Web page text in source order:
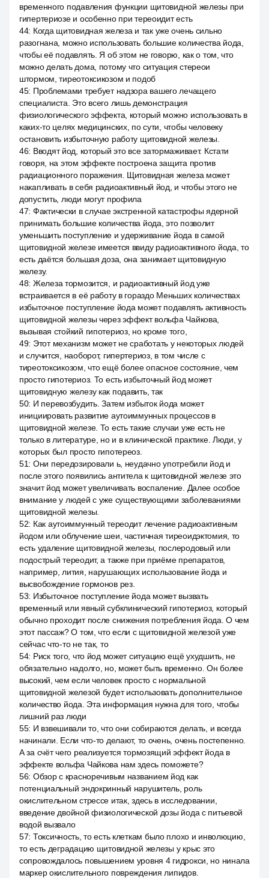
временного подавления функции щитовидной железы при
гипертериозе и особенно при тереоидит есть
44: Когда щитовидная железа и так уже очень сильно
разогнана, можно использовать большие количества йода,
чтобы её подавлять. Я об этом не говорю, как о том, что
можно делать дома, потому что ситуация стереои
штормом, тиреотоксикозом и подоб
45: Проблемами требует надзора вашего лечащего
специалиста. Это всего лишь демонстрация
физиологического эффекта, который можно использовать в
каких-то целях медицинских, по сути, чтобы человеку
остановить избыточную работу щитовидной железы.
46: Вводят йод, который это все затормаживает. Кстати
говоря, на этом эффекте построена защита против
радиационного поражения. Щитовидная железа может
накапливать в себя радиоактивный йод, и чтобы этого не
допустить, люди могут профила
47: Фактически в случае экстренной катастрофы ядерной
принимать большие количества йода, это позволит
уменьшить поступление и удерживание йода в самой
щитовидной железе имеется ввиду радиоактивного йода, то
есть даётся большая доза, она занимает щитовидную
железу.
48: Железа тормозится, и радиоактивный йод уже
встраивается в её работу в гораздо Меньших количествах
избыточное поступление йода может подавлять активность
щитовидной железы через эффект вольфа Чайкова,
вызывая стойкий гипотериоз, но кроме того,
49: Этот механизм может не сработать у некоторых людей
и случится, наоборот, гипертериоз, в том числе с
тиреотоксикозом, что ещё более опасное состояние, чем
просто гипотериоз. То есть избыточный йод может
щитовидную железу как подавить, так
50: И перевозбудить. Затем избыток йода может
инициировать развитие аутоиммунных процессов в
щитовидной железе. То есть такие случаи уже есть не
только в литературе, но и в клинической практике. Люди, у
которых был просто гипотереоз.
51: Они передозировали ь, неудачно употребили йод и
после этого появились антитела к щитовидной железе это
значит йод может увеличивать воспаление. Далее особое
внимание у людей с уже существующими заболеваниями
щитовидной железы.
52: Как аутоиммунный тереодит лечение радиоактивным
йодом или облучение шеи, частичная тиреоидэктомия, то
есть удаление щитовидной железы, послеродовый или
подострый тереодит, а также при приёме препаратов,
например, лития, нарушающих использование йода и
высвобождение гормонов рез.
53: Избыточное поступление йода может вызвать
временный или явный субклинический гипотериоз, который
обычно проходит после снижения потребления йода. О чем
этот пассаж? О том, что если с щитовидной железой уже
сейчас что-то не так, то
54: Риск того, что йод может ситуацию ещё ухудшить, не
обязательно надолго, но, может быть временно. Он более
высокий, чем если человек просто с нормальной
щитовидной железой будет использовать дополнительное
количество йода. Эта информация нужна для того, чтобы
лишний раз люди
55: И взвешивали то, что они собираются делать, и всегда
начинали. Если что-то делают, то очень, очень постепенно.
А за счёт чего реализуется тормозящий эффект йода в
эффекте вольфа Чайкова нам здесь поможете?
56: Обзор с красноречивым названием йод как
потенциальный эндокринный нарушитель, роль
окислительном стрессе итак, здесь в исследовании,
введение двойной физиологической дозы йода с питьевой
водой вызвало
57: Токсичность, то есть клеткам было плохо и инволюцию,
то есть деградацию щитовидной железы у крыс это
сопровождалось повышением уровня 4 гидрокси, но нинала
маркер окислительного повреждения липидов.